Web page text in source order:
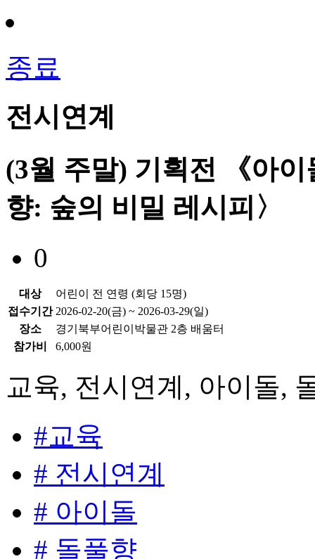
종료
전시연계
(3월 주말) 기획전 《아
향: 숲의 비밀 레시피〉
0
대상
어린이 전 연령 (회당 15명)
접수기간 2026-02-20(금) ~ 2026-03-29(일)
장소
경기북부어린이박물관 2층 배움터
참가비
6,000원
교육, 전시연계, 아이돌,
#교육
# 전시연계
# 아이돌
# 돌풀향